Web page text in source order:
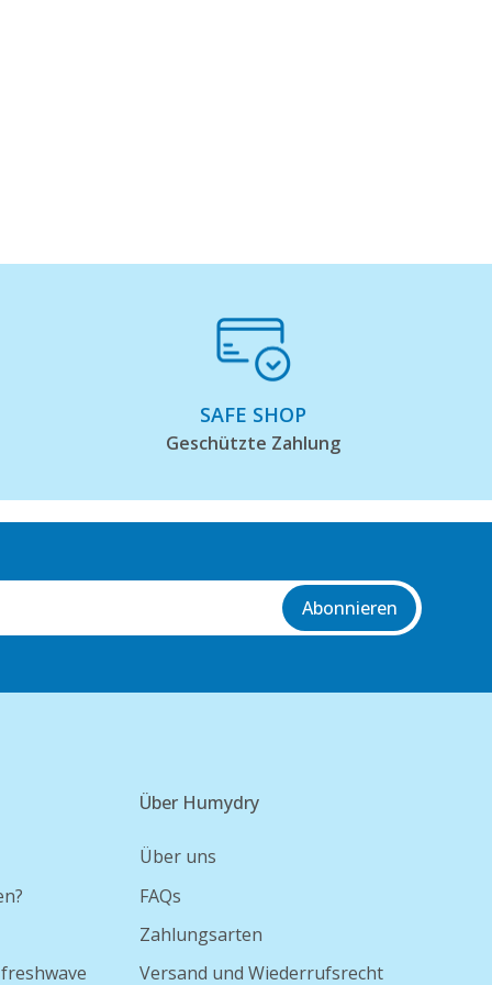
SAFE SHOP
Geschützte Zahlung
Abonnieren
Über Humydry
Über uns
FAQs
Zahlungsarten
Versand und Wiederrufsrecht